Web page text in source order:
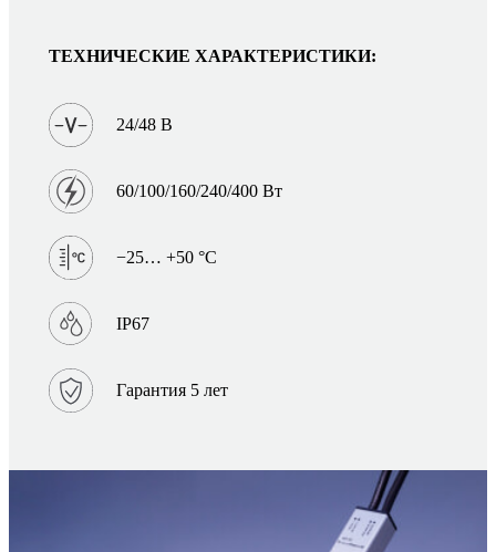
ТЕХНИЧЕСКИЕ ХАРАКТЕРИСТИКИ:
24/48 В
60/100/160/240/400 Вт
−25… +50 °C
IP67
Гарантия 5 лет